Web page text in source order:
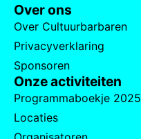
Over ons
Over Cultuurbarbaren
Privacyverklaring
Sponsoren
Onze activiteiten
Programmaboekje 2025
Locaties